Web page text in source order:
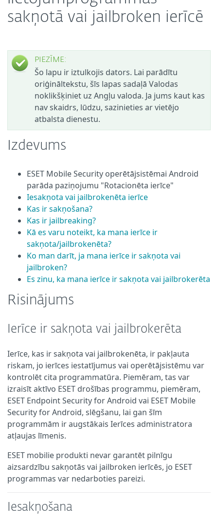
sakņotā vai jailbroken ierīcē
PIEZĪME:
Šo lapu ir iztulkojis dators. Lai parādītu
oriģināltekstu, šīs lapas sadaļā Valodas
noklikšķiniet uz Angļu valoda. Ja jums kaut kas
nav skaidrs, lūdzu, sazinieties ar vietējo
atbalsta dienestu.
Izdevums
ESET Mobile Security operētājsistēmai Android
parāda paziņojumu "Rotacionēta ierīce"
Iesakņota vai jailbrokenēta ierīce
Kas ir sakņošana?
Kas ir jailbreaking?
Kā es varu noteikt, ka mana ierīce ir
sakņota/jailbrokenēta?
Ko man darīt, ja mana ierīce ir sakņota vai
jailbroken?
Es zinu, ka mana ierīce ir sakņota vai jailbrokerēta
Risinājums
Ierīce ir sakņota vai jailbrokerēta
Ierīce, kas ir sakņota vai jailbrokenēta, ir pakļauta
riskam, jo ierīces iestatījumus vai operētājsistēmu var
kontrolēt cita programmatūra. Piemēram, tas var
izraisīt aktīvo ESET drošības programmu, piemēram,
ESET Endpoint Security for Android vai ESET Mobile
Security for Android, slēgšanu, lai gan šīm
programmām ir augstākais Ierīces administratora
atļaujas līmenis.
ESET mobilie produkti nevar garantēt pilnīgu
aizsardzību sakņotās vai jailbroken ierīcēs, jo ESET
programmas var nedarboties pareizi.
Iesakņošana